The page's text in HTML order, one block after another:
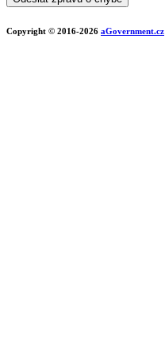
Copyright © 2016-2026 aGovernment.cz